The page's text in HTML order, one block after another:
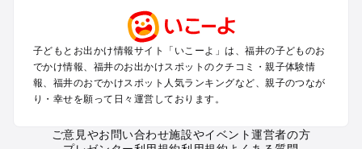
越前・越前海岸のプールお出かけ
福井の定番お出かけスポット
福井の遊園地
福井の動物園
福井の釣り
子どもとお出かけ情報サイト「いこーよ」は、福井の子どものお
でかけ情報、福井のお出かけスポットのクチコミ・親子体験情
報、福井のおでかけスポット人気ランキングなど、親子のつなが
り・幸せを願って日々運営しております。
ご意見やお問い合わせ施設やイベント運営者の方